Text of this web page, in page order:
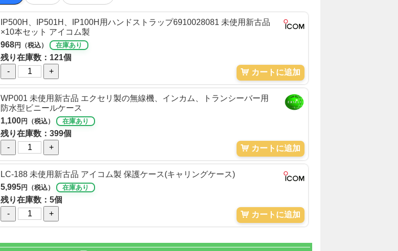
IP500H、IP501H、IP100H用ハンドストラップ6910028081 未使用新古品
×10本セット アイコム製
968円（税込） 在庫あり
残り在庫数：121個
-
+ カートに追加
WP001 未使用新古品 エクセリ製の無線機、インカム、トランシーバー用
防水型ビニールケース
1,100円（税込） 在庫あり
残り在庫数：399個
-
+ カートに追加
LC-188 未使用新古品 アイコム製 保護ケース(キャリングケース)
5,995円（税込） 在庫あり
残り在庫数：5個
-
+ カートに追加